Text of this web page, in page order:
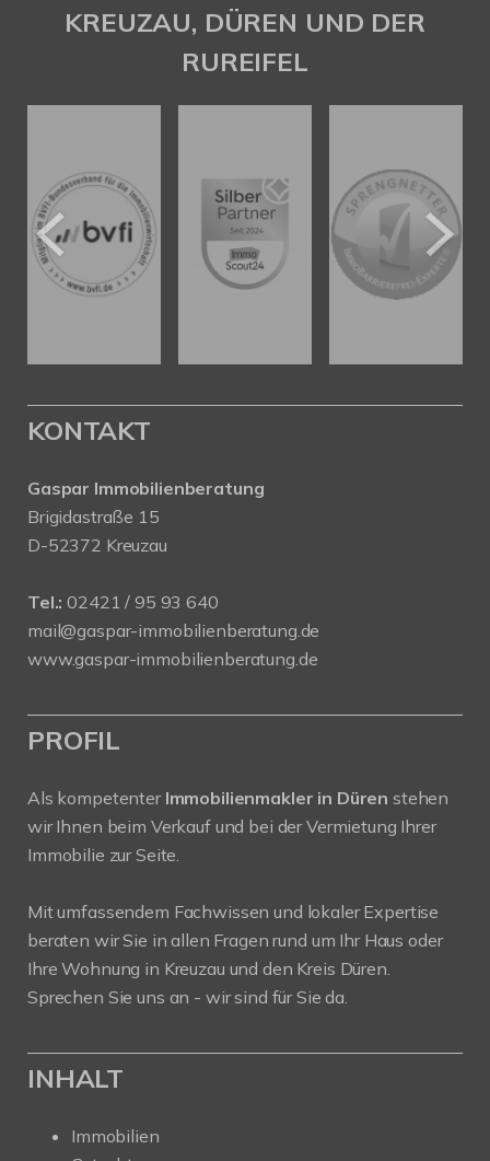
KREUZAU, DÜREN UND DER
RUREIFEL
KONTAKT
Gaspar Immobilienberatung
Brigidastraße 15
D-52372 Kreuzau
Tel.: 02421 / 95 93 640
mail@gaspar-immobilienberatung.de
www.gaspar-immobilienberatung.de
PROFIL
Als kompetenter Immobilienmakler in Düren stehen
wir Ihnen beim Verkauf und bei der Vermietung Ihrer
Immobilie zur Seite.
Mit umfassendem Fachwissen und lokaler Expertise
beraten wir Sie in allen Fragen rund um Ihr Haus oder
Ihre Wohnung in Kreuzau und den Kreis Düren.
Sprechen Sie uns an - wir sind für Sie da.
INHALT
Immobilien